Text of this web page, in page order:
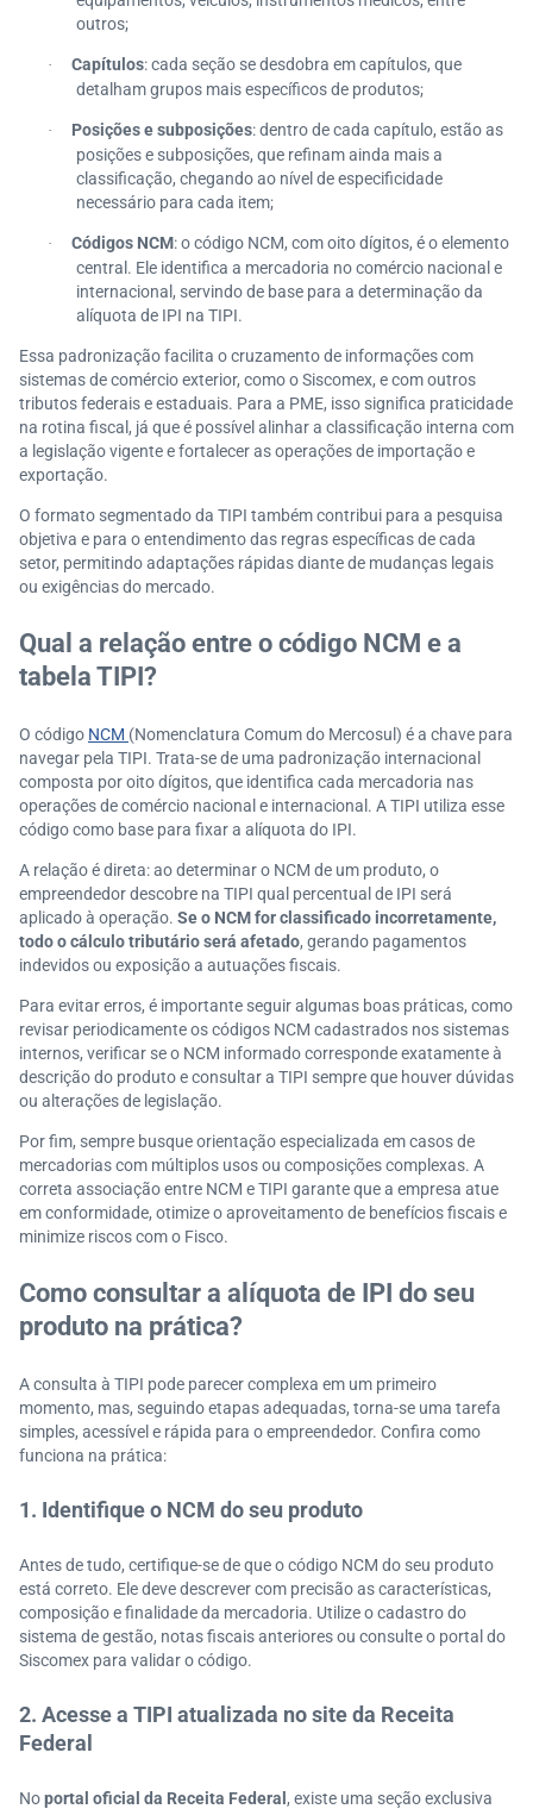
outros;
· Capítulos: cada seção se desdobra em capítulos, que
detalham grupos mais específicos de produtos;
· Posições e subposições: dentro de cada capítulo, estão as
posições e subposições, que refinam ainda mais a
classificação, chegando ao nível de especificidade
necessário para cada item;
· Códigos NCM: o código NCM, com oito dígitos, é o elemento
central. Ele identifica a mercadoria no comércio nacional e
internacional, servindo de base para a determinação da
alíquota de IPI na TIPI.
Essa padronização facilita o cruzamento de informações com
sistemas de comércio exterior, como o Siscomex, e com outros
tributos federais e estaduais. Para a PME, isso significa praticidade
na rotina fiscal, já que é possível alinhar a classificação interna com
a legislação vigente e fortalecer as operações de importação e
exportação.
O formato segmentado da TIPI também contribui para a pesquisa
objetiva e para o entendimento das regras específicas de cada
setor, permitindo adaptações rápidas diante de mudanças legais
ou exigências do mercado.
Qual a relação entre o código NCM e a
tabela TIPI?
O código NCM (Nomenclatura Comum do Mercosul) é a chave para
navegar pela TIPI. Trata-se de uma padronização internacional
composta por oito dígitos, que identifica cada mercadoria nas
operações de comércio nacional e internacional. A TIPI utiliza esse
código como base para fixar a alíquota do IPI.
A relação é direta: ao determinar o NCM de um produto, o
empreendedor descobre na TIPI qual percentual de IPI será
aplicado à operação. Se o NCM for classificado incorretamente,
todo o cálculo tributário será afetado, gerando pagamentos
indevidos ou exposição a autuações fiscais.
Para evitar erros, é importante seguir algumas boas práticas, como
revisar periodicamente os códigos NCM cadastrados nos sistemas
internos, verificar se o NCM informado corresponde exatamente à
descrição do produto e consultar a TIPI sempre que houver dúvidas
ou alterações de legislação.
Por fim, sempre busque orientação especializada em casos de
mercadorias com múltiplos usos ou composições complexas. A
correta associação entre NCM e TIPI garante que a empresa atue
em conformidade, otimize o aproveitamento de benefícios fiscais e
minimize riscos com o Fisco.
Como consultar a alíquota de IPI do seu
produto na prática?
A consulta à TIPI pode parecer complexa em um primeiro
momento, mas, seguindo etapas adequadas, torna-se uma tarefa
simples, acessível e rápida para o empreendedor. Confira como
funciona na prática:
1. Identifique o NCM do seu produto
Antes de tudo, certifique-se de que o código NCM do seu produto
está correto. Ele deve descrever com precisão as características,
composição e finalidade da mercadoria. Utilize o cadastro do
sistema de gestão, notas fiscais anteriores ou consulte o portal do
Siscomex para validar o código.
2. Acesse a TIPI atualizada no site da Receita
Federal
Noportal oficial da Receita Federal , existe uma seção exclusiva